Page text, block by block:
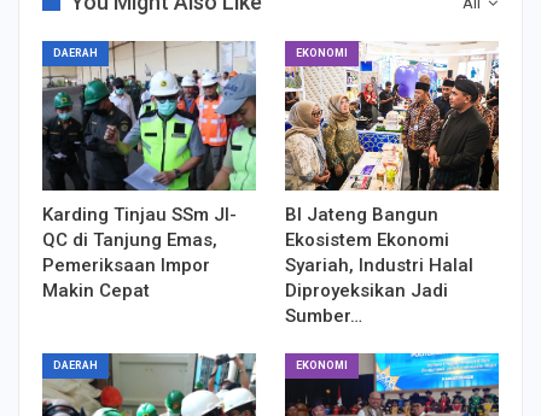
DAERAH
Karding Tinjau SSm JI-
QC di Tanjung Emas,
Pemeriksaan Impor
Makin Cepat
EKONOMI
BI Jateng Bangun
Ekosistem Ekonomi
Syariah, Industri Halal
Diproyeksikan Jadi
Sumber…
DAERAH EKONOMI